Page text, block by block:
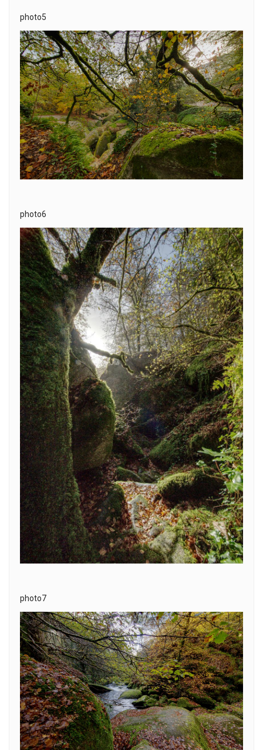
photo5
photo6
photo7